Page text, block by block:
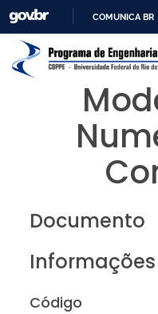
COMUNICA BR
Documento
Código